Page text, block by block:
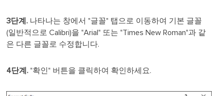
3단계. 나타나는 창에서 "글꼴" 탭으로 이동하여 기본 글꼴
(일반적으로 Calibri)을 "Arial" 또는 "Times New Roman"과 같
은 다른 글꼴로 수정합니다.
4단계. "확인" 버튼을 클릭하여 확인하세요.